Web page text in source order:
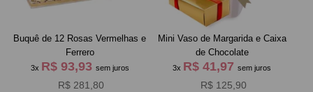
Buquê de 12 Rosas Vermelhas e
Ferrero
3x R$ 93,93 sem juros
R$ 281,80
Mini Vaso de Margarida e Caixa
de Chocolate
3x R$ 41,97sem juros
R$ 125,90